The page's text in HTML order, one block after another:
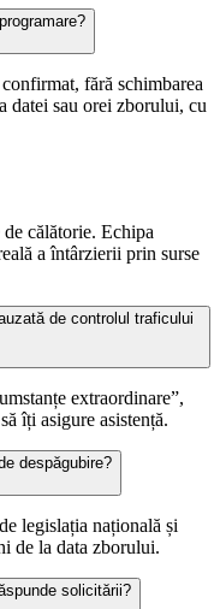
fără schimbarea
datei sau orei zborului, cu
călătorie. Echipa
a întârzierii prin surse
de controlul traficului
extraordinare”,
îți asigure asistență.
despăgubire?
legislația națională și
de la data zborului.
solicitării?